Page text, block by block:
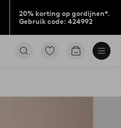
20% korting op gordijnen*.
Gebruik code: 424992
Ga
Go